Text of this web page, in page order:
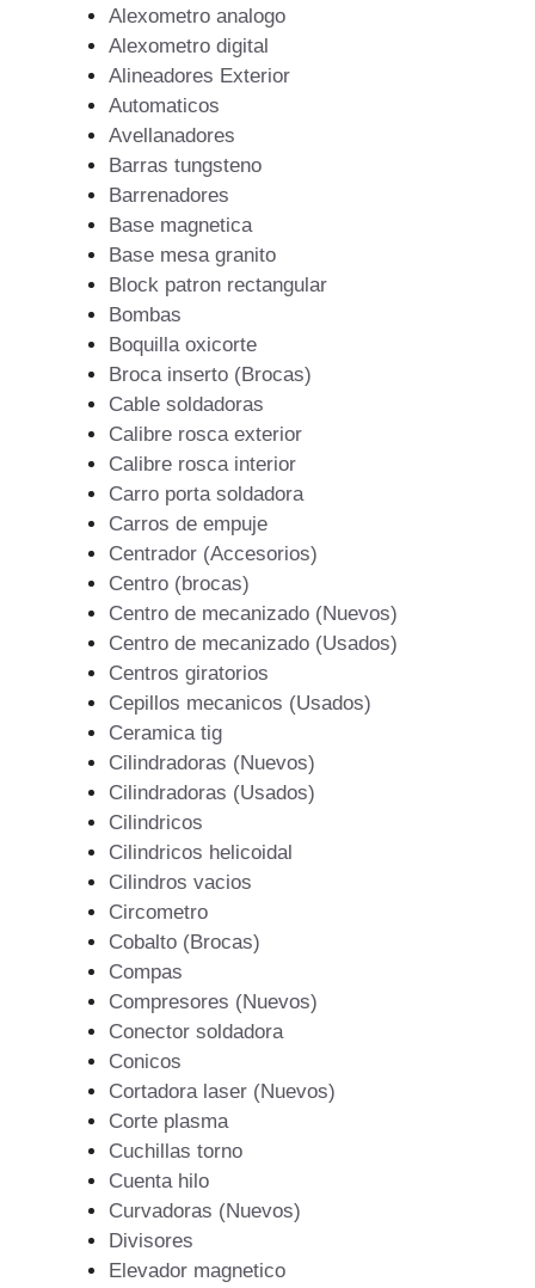
Alexometro analogo
Alexometro digital
Alineadores Exterior
Automaticos
Avellanadores
Barras tungsteno
Barrenadores
Base magnetica
Base mesa granito
Block patron rectangular
Bombas
Boquilla oxicorte
Broca inserto (Brocas)
Cable soldadoras
Calibre rosca exterior
Calibre rosca interior
Carro porta soldadora
Carros de empuje
Centrador (Accesorios)
Centro (brocas)
Centro de mecanizado (Nuevos)
Centro de mecanizado (Usados)
Centros giratorios
Cepillos mecanicos (Usados)
Ceramica tig
Cilindradoras (Nuevos)
Cilindradoras (Usados)
Cilindricos
Cilindricos helicoidal
Cilindros vacios
Circometro
Cobalto (Brocas)
Compas
Compresores (Nuevos)
Conector soldadora
Conicos
Cortadora laser (Nuevos)
Corte plasma
Cuchillas torno
Cuenta hilo
Curvadoras (Nuevos)
Divisores
Elevador magnetico